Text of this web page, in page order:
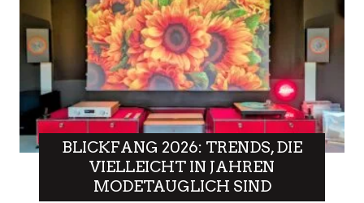
BLICKFANG 2026: TRENDS, DIE
VIELLEICHT IN JAHREN
MODETAUGLICH SIND